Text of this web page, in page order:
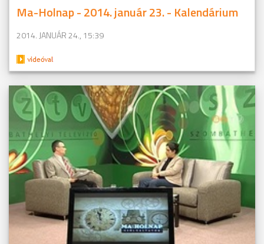
Ma-Holnap - 2014. január 23. - Kalendárium
2014. JANUÁR 24., 15:39